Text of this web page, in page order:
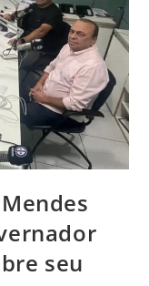
Mendes
seu